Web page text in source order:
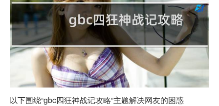
以下围绕“gbc四狂神战记攻略”主题解决网友的困惑